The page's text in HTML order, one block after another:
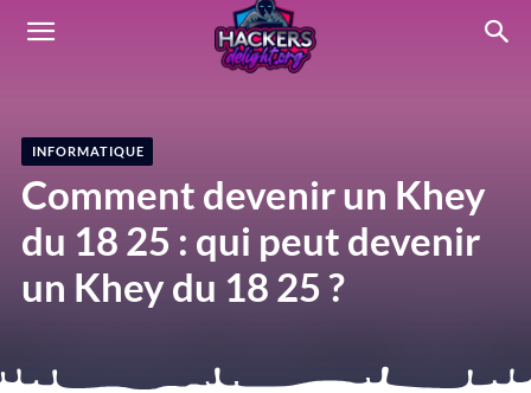
HACKERSdelight
INFORMATIQUE
Comment devenir un Khey
du 18 25 : qui peut devenir
un Khey du 18 25 ?